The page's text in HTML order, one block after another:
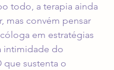
todo, a terapia ainda
mas convém pensar
em estratégias
intimidade do
que sustenta o